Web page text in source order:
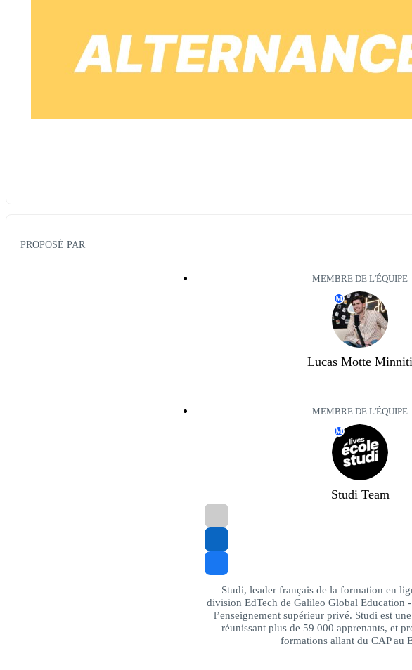
PROPOSÉ PAR
MEMBRE DE L'ÉQUIPE
M
Lucas Motte Minniti
MEMBRE DE L'ÉQUIPE
M
Studi Team
Studi, leader français de la formation en
division EdTech de Galileo Global Education
l’enseignement supérieur privé. Studi est
réunissant plus de 59 000 apprenants, et
formations allant du CAP au